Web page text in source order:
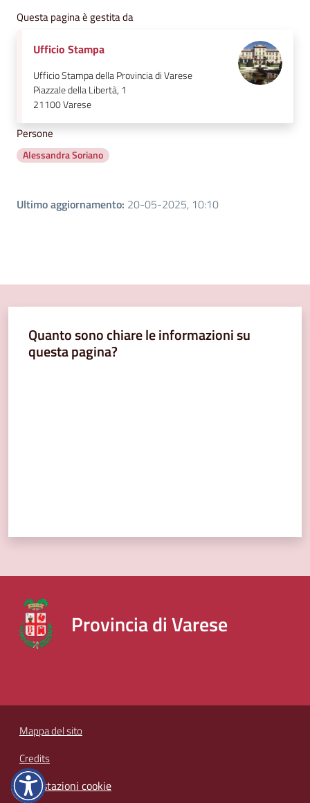
Questa pagina è gestita da
Ufficio Stampa
Ufficio Stampa della Provincia di Varese
Piazzale della Libertà, 1
21100Varese
Persone
Alessandra Soriano
Ultimo aggiornamento: 20-05-2025, 10:10
Quanto sono chiare le informazioni su
questa pagina?
Provincia di Varese
Mappa del sito
Credits
Impostazioni cookie